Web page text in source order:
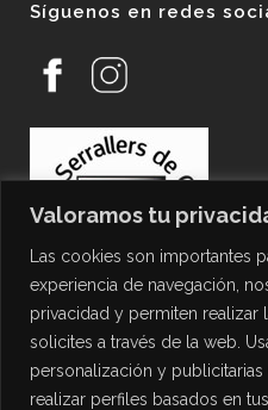
Valoramos tu
Las cookies son importantes
experiencia de navegación,
privacidad y permiten realizar
solicites a través de la web.
personalización y
realizar perfiles basados en
Síguenos en redes
PROTECCIÓN DE DATOS